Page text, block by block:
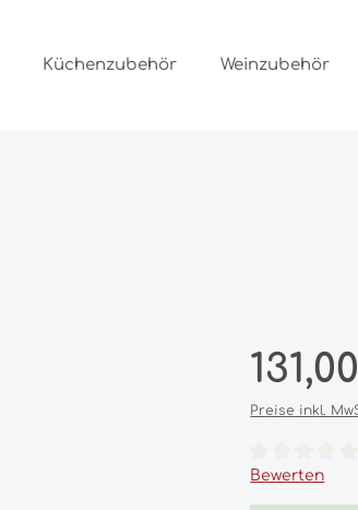
Küchenzubehör Weinzubehör
Regulärer
Preise inkl.
Bewerten